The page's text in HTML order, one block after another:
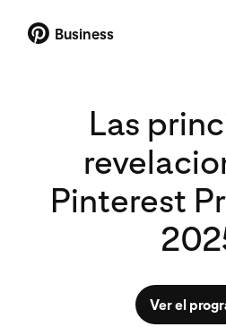
Business
Las
Pinterest
Ver el